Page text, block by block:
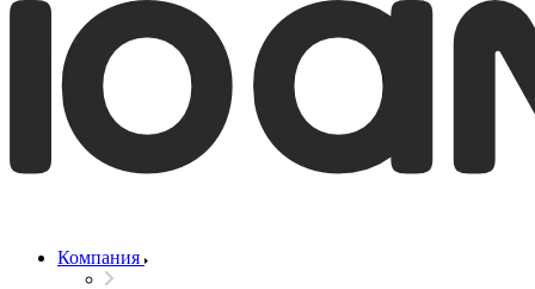
Компания